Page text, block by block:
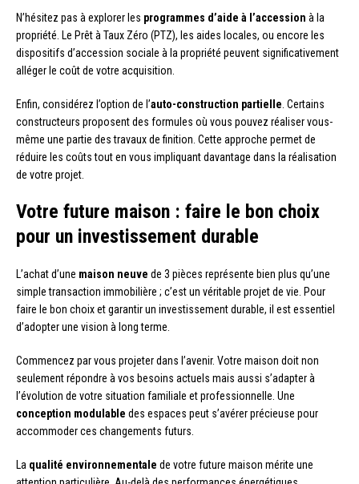
N’hésitez pas à explorer les programmes d’aide à l’accession à la
propriété. Le Prêt à Taux Zéro (PTZ), les aides locales, ou encore les
dispositifs d’accession sociale à la propriété peuvent significativement
alléger le coût de votre acquisition.
Enfin, considérez l’option de l’auto-construction partielle. Certains
constructeurs proposent des formules où vous pouvez réaliser vous-
même une partie des travaux de finition. Cette approche permet de
réduire les coûts tout en vous impliquant davantage dans la réalisation
de votre projet.
Votre future maison : faire le bon choix
pour un investissement durable
L’achat d’une maison neuve de 3 pièces représente bien plus qu’une
simple transaction immobilière ; c’est un véritable projet de vie. Pour
faire le bon choix et garantir un investissement durable, il est essentiel
d’adopter une vision à long terme.
Commencez par vous projeter dans l’avenir. Votre maison doit non
seulement répondre à vos besoins actuels mais aussi s’adapter à
l’évolution de votre situation familiale et professionnelle. Une
conception modulable des espaces peut s’avérer précieuse pour
accommoder ces changements futurs.
La qualité environnementale de votre future maison mérite une